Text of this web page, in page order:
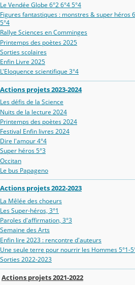
Le Vendée Globe 6°2 6°4 5°4
Figures fantastiques : monstres & super héros
5°4
Rallye Sciences en Comminges
Printemps des poètes 2025
Sorties scolaires
Enfin Livre 2025
L'Eloquence scientifique 3°4
Actions projets 2023-2024
Les défis de la Science
Nuits de la lecture 2024
Printemps des poètes 2024
Festival Enfin livres 2024
Dire l'amour 4°4
Super héros 5°3
Occitan
Le bus Papageno
Actions projets 2022-2023
La Mêlée des choeurs
Les Super-héros, 3°1
Paroles d'affirmation, 3°3
Semaine des Arts
Enfin lire 2023 : rencontre d'auteurs
Une seule terre pour nourrir les Hommes 5°1-
Sorties 2022-2023
Actions projets 2021-2022